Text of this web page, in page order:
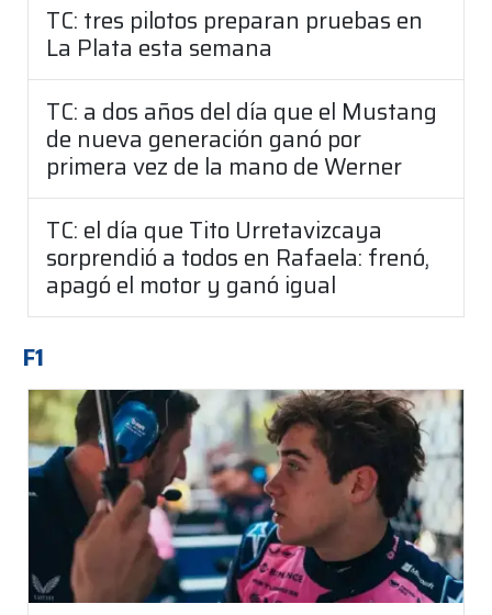
TC: tres pilotos preparan pruebas en
La Plata esta semana
TC: a dos años del día que el Mustang
de nueva generación ganó por
primera vez de la mano de Werner
TC: el día que Tito Urretavizcaya
sorprendió a todos en Rafaela: frenó,
apagó el motor y ganó igual
F1